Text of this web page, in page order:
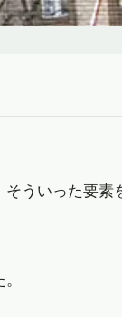
ういった要素